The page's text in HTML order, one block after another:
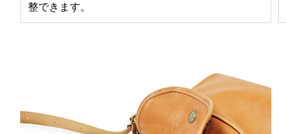
整できます。